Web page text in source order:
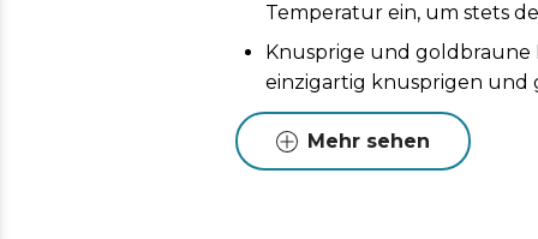
Temperatur ein, um stets
Knusprige und goldbraune
einzigartig knusprigen und
Sichtkontrolle ohne
müssen.Mehr sehen